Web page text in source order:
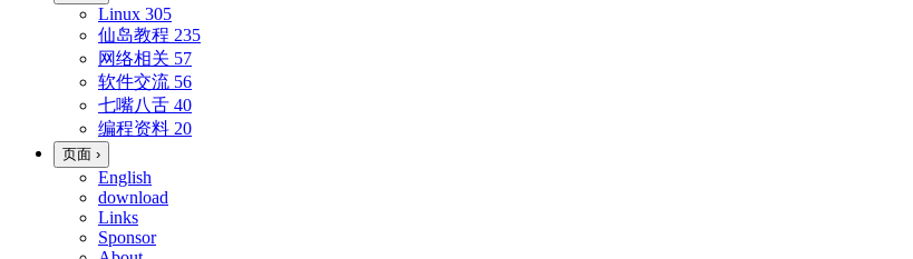
Linux 305
仙岛教程 235
网络相关 57
软件交流 56
七嘴八舌 40
编程资料 20
页面 ›
English
download
Links
Sponsor